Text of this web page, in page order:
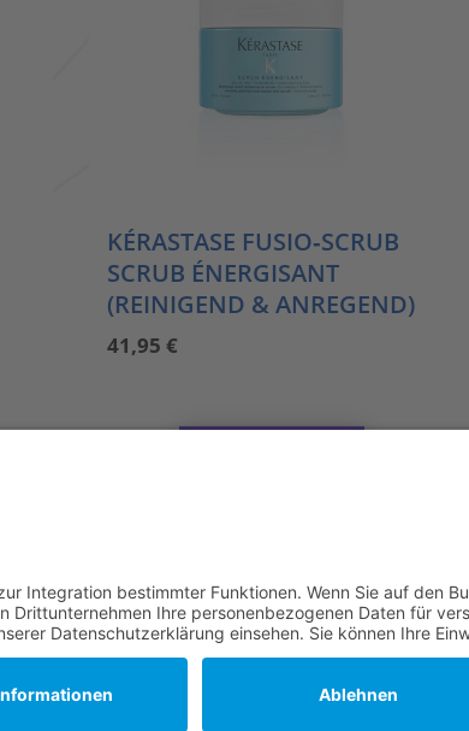
KÉRASTASE FUSIO‑SCRUB
SCRUB ÉNERGISANT
(REINIGEND & ANREGEND)
41,95€
DATENSCHUTZ